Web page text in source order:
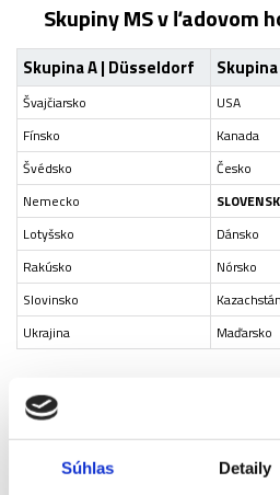
Súhlas Detaily
Skupiny MS v ľadovom
Skupina A | Düsseldorf
Švajčiarsko
USA
Fínsko
Kanada
Švédsko
Česko
Nemecko
Lotyšsko
Dánsko
Rakúsko
Nórsko
Slovinsko
Kazachstán
Ukrajina
Maďarsko
Rozpis zápasov MS 2027